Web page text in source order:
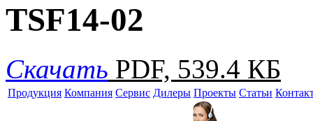
TSF14-02
Скачать PDF, 539.4 КБ
Продукция Компания Сервис Дилеры Проекты Статьи